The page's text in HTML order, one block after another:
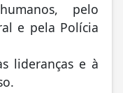
pelo
e pela Polícia
lideranças e à